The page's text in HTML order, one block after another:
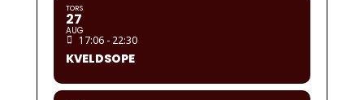
TORS
27
AUG
17:06 - 22:30
KVELDSOPE